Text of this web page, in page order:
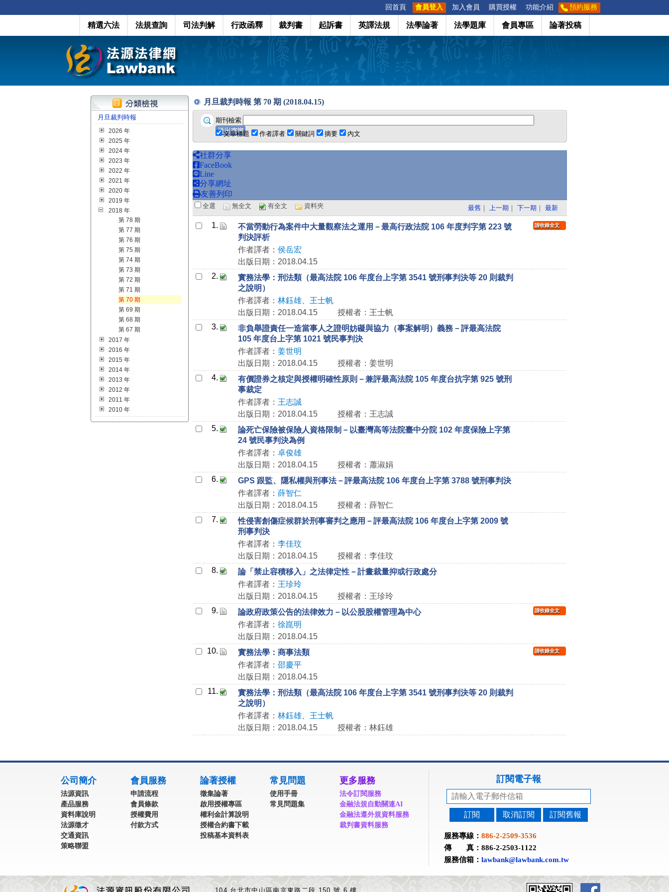
回首頁 會員登入 加入會員 購買授權 功能介紹 預約服務
精選六法 法規查詢 司法判解 行政函釋 裁判書 起訴書 英譯法規 法學論著 法學題庫 會員專區 論著投稿
月旦裁判時報
2026 年
2025 年
2024 年
2023 年
2022 年
2021 年
2020 年
2019 年
2018 年
第 78 期
第 77 期
第 76 期
第 75 期
第 74 期
第 73 期
第 72 期
第 71 期
第 70 期
第 69 期
第 68 期
第 67 期
2017 年
2016 年
2015 年
2014 年
2013 年
2012 年
2011 年
2010 年
月旦裁判時報 第 70 期 (2018.04.15)
期刊檢索
文章標題
作者譯者 關鍵詞 摘要 內文
社群分享
FaceBook
Line
分享網址
友善列印
全選 無全文 有全文 資料夾 最舊 ｜ 上一期 ｜ 下一期 ｜ 最新
1.
不當勞動行為案件中大量觀察法之運用－最高行政法院 106 年度判字第 223 號
判決評析
作者譯者： 侯岳宏
出版日期：2018.04.15
請收錄全文
2.
實務法學：刑法類（最高法院 106 年度台上字第 3541 號刑事判決等 20 則裁判
之說明）
作者譯者： 林鈺雄、 王士帆
出版日期：2018.04.15
授權者：王士帆
3.
非負舉證責任一造當事人之證明妨礙與協力（事案解明）義務－評最高法院
105 年度台上字第 1021 號民事判決
作者譯者： 姜世明
出版日期：2018.04.15
授權者：姜世明
4.
有價證券之核定與授權明確性原則－兼評最高法院 105 年度台抗字第 925 號刑
事裁定
作者譯者： 王志誠
出版日期：2018.04.15
授權者：王志誠
5.
論死亡保險被保險人資格限制－以臺灣高等法院臺中分院 102 年度保險上字第
24 號民事判決為例
作者譯者： 卓俊雄
出版日期：2018.04.15
授權者：蕭淑娟
6.
GPS 跟監、隱私權與刑事法－評最高法院 106 年度台上字第 3788 號刑事判決
作者譯者： 薛智仁
出版日期：2018.04.15
授權者：薛智仁
7.
性侵害創傷症候群於刑事審判之應用－評最高法院 106 年度台上字第 2009 號
刑事判決
作者譯者： 李佳玟
出版日期：2018.04.15
授權者：李佳玟
8.
論「禁止容積移入」之法律定性－計畫裁量抑或行政處分
作者譯者： 王珍玲
出版日期：2018.04.15
授權者：王珍玲
9.
論政府政策公告的法律效力－以公股股權管理為中心
作者譯者： 徐崑明
出版日期：2018.04.15
請收錄全文
10.
實務法學：商事法類
作者譯者： 邵慶平
出版日期：2018.04.15
請收錄全文
11.
實務法學：刑法類（最高法院 106 年度台上字第 3541 號刑事判決等 20 則裁判
之說明）
作者譯者： 林鈺雄、 王士帆
出版日期：2018.04.15
授權者：林鈺雄
公司簡介
法源資訊
產品服務
資料庫說明
法源徵才
交通資訊
策略聯盟
會員服務
申請流程
會員條款
授權費用
付款方式
論著授權
徵集論著
啟用授權專區
權利金計算說明
授權合約書下載
投稿基本資料表
常見問題
使用手冊
常見問題集
更多服務
法令訂閱服務
金融法規自動關連AI
金融法遵外規資料服務
裁判書資料服務
訂閱電子報
訂閱 取消訂閱 訂閱舊報
服務專線： 886-2-2509-3536
傳 真：886-2-2503-1122
服務信箱： lawbank@lawbank.com.tw
104 台北市中山區南京東路二段 150 號 6 樓